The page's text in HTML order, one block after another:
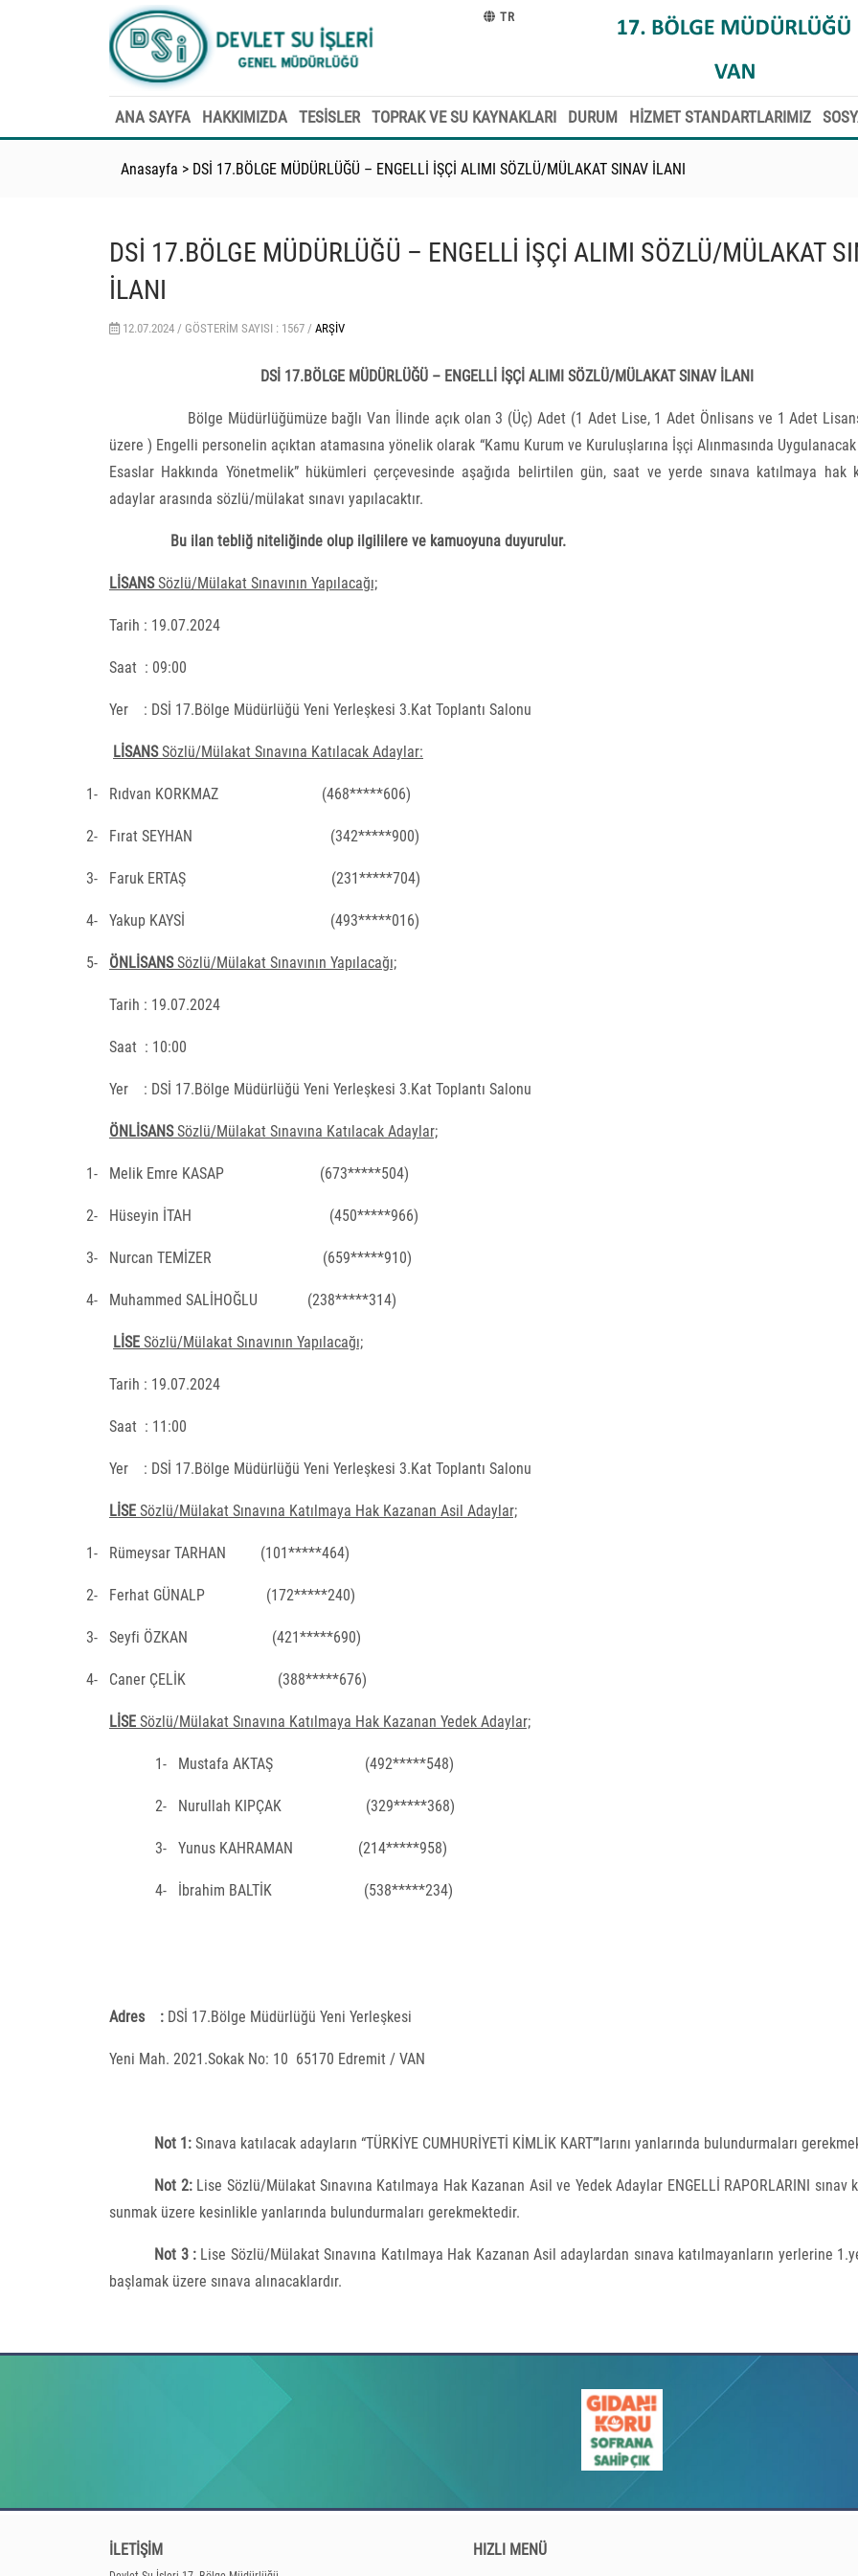
TR
ANA SAYFA HAKKIMIZDA TESİSLER TOPRAK VE SU KAYNAKLARI DURUM HİZMET STANDARTLARIMIZ
Anasayfa > DSİ 17.BÖLGE MÜDÜRLÜĞÜ – ENGELLİ İŞÇİ ALIMI SÖZLÜ/MÜLAKAT SINAV İLANI
DSİ 17.BÖLGE MÜDÜRLÜĞÜ – ENGELLİ İŞÇİ ALIMI SÖZLÜ/MÜLAKAT
İLANI
12.07.2024 / GÖSTERIM SAYISI : 1567 / ARŞIV
DSİ 17.BÖLGE MÜDÜRLÜĞÜ – ENGELLİ İŞÇİ ALIMI SÖZLÜ/MÜLAKAT SINAV İLANI
Bölge Müdürlüğümüze bağlı Van İlinde açık olan 3 (Üç) Adet (1 Adet Lise, 1 Adet Önlisans ve 1 Adet
üzere ) Engelli personelin açıktan atamasına yönelik olarak “Kamu Kurum ve Kuruluşlarına İşçi Alınmasında
Esaslar Hakkında Yönetmelik” hükümleri çerçevesinde aşağıda belirtilen gün, saat ve yerde sınava katılmaya hak
adaylar arasında sözlü/mülakat sınavı yapılacaktır.
Bu ilan tebliğ niteliğinde olup ilgililere ve kamuoyuna duyurulur.
LİSANSSözlü/Mülakat Sınavının Yapılacağı;
Tarih : 19.07.2024
Saat : 09:00
Yer : DSİ 17.Bölge Müdürlüğü Yeni Yerleşkesi 3.Kat Toplantı Salonu
LİSANSSözlü/Mülakat Sınavına Katılacak Adaylar:
1- Rıdvan KORKMAZ (468*****606)
2- Fırat SEYHAN (342*****900)
3- Faruk ERTAŞ (231*****704)
4- Yakup KAYSİ (493*****016)
5- ÖNLİSANSSözlü/Mülakat Sınavının Yapılacağı;
Tarih : 19.07.2024
Saat : 10:00
Yer : DSİ 17.Bölge Müdürlüğü Yeni Yerleşkesi 3.Kat Toplantı Salonu
ÖNLİSANSSözlü/Mülakat Sınavına Katılacak Adaylar;
1- Melik Emre KASAP (673*****504)
2- Hüseyin İTAH (450*****966)
3- Nurcan TEMİZER (659*****910)
4- Muhammed SALİHOĞLU (238*****314)
LİSE Sözlü/Mülakat Sınavının Yapılacağı;
Tarih : 19.07.2024
Saat : 11:00
Yer : DSİ 17.Bölge Müdürlüğü Yeni Yerleşkesi 3.Kat Toplantı Salonu
LİSE Sözlü/Mülakat Sınavına Katılmaya Hak Kazanan Asil Adaylar;
1- Rümeysar TARHAN (101*****464)
2- Ferhat GÜNALP (172*****240)
3- Seyfi ÖZKAN (421*****690)
4- Caner ÇELİK (388*****676)
LİSE Sözlü/Mülakat Sınavına Katılmaya Hak Kazanan Yedek Adaylar;
1- Mustafa AKTAŞ (492*****548)
2- Nurullah KIPÇAK (329*****368)
3- Yunus KAHRAMAN (214*****958)
4- İbrahim BALTİK (538*****234)
Adres : DSİ 17.Bölge Müdürlüğü Yeni Yerleşkesi
Yeni Mah. 2021.Sokak No: 10 65170 Edremit / VAN
Not 1: Sınava katılacak adayların “TÜRKİYE CUMHURİYETİ KİMLİK KART”’larını yanlarında bulundurmaları
Not 2:Lise Sözlü/Mülakat Sınavına Katılmaya Hak Kazanan Asil ve Yedek Adaylar ENGELLİ RAPORLARINI sınav
sunmak üzere kesinlikle yanlarında bulundurmaları gerekmektedir.
Not 3 : Lise Sözlü/Mülakat Sınavına Katılmaya Hak Kazanan Asil adaylardan sınava katılmayanların yerlerine
başlamak üzere sınava alınacaklardır.
İLETİŞİM HIZLI MENÜ